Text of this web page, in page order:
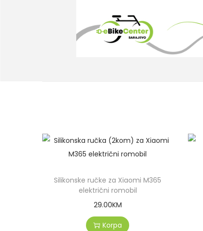
Silikonske ručke za Xiaomi M365
električni romobil
29.00KM
Korpa